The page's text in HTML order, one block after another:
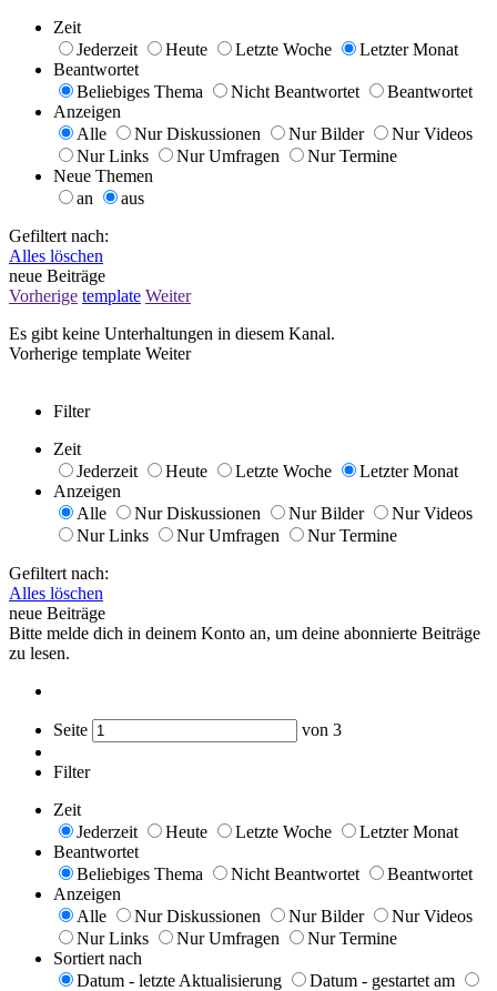
Zeit
Jederzeit
Heute Letzte Woche
Letzter Monat
Beantwortet
Beliebiges Thema
Nicht Beantwortet
Beantwortet
Anzeigen
Alle
Nur Diskussionen Nur Bilder
Nur Videos
Nur Links
Nur Umfragen
Nur Termine
Neue Themen
an
aus
Gefiltert nach:
Alles löschen
neue Beiträge
Vorherige template Weiter
Es gibt keine Unterhaltungen in diesem Kanal.
Vorherige template Weiter
Filter
Zeit
Jederzeit
Heute Letzte Woche
Letzter Monat
Anzeigen
Alle
Nur Diskussionen Nur Bilder
Nur Videos
Nur Links
Nur Umfragen
Nur Termine
Gefiltert nach:
Alles löschen
neue Beiträge
Bitte melde dich in deinem Konto an, um deine abonnierte Beiträge
zu lesen.
Seite von 3
Filter
Zeit
Jederzeit
Heute Letzte Woche
Letzter Monat
Beantwortet
Beliebiges Thema
Nicht Beantwortet
Beantwortet
Anzeigen
Alle
Nur Diskussionen Nur Bilder
Nur Videos
Nur Links
Nur Umfragen
Nur Termine
Sortiert nach
Datum - letzte Aktualisierung
Datum - gestartet am